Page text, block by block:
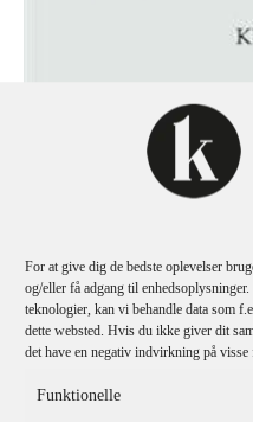
For at give dig de bedste oplevelser
og/eller få adgang til
teknologier, kan vi behandle data som
dette websted. Hvis du ikke giver dit
det have en negativ indvirkning på visse
Funktionelle
Down to Earth –
Ib